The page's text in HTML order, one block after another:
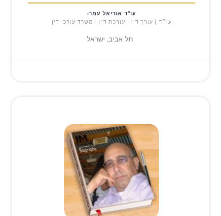
עו"ד אוריאל עמר
עו״ד | עורך דין | עורכת דין | משרד עורכי דין
תל אביב, ישראל